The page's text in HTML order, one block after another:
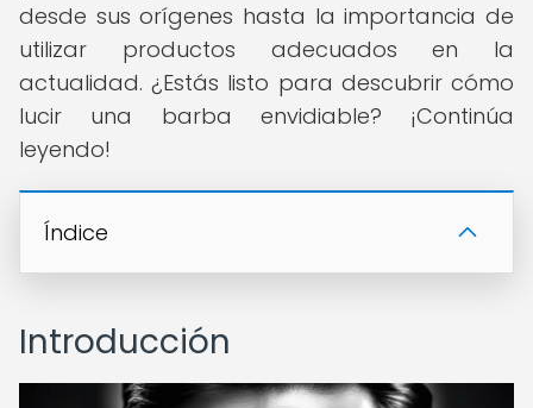
desde sus orígenes hasta la importancia de
utilizar productos adecuados en la
actualidad. ¿Estás listo para descubrir cómo
lucir una barba envidiable? ¡Continúa
leyendo!
Índice
Introducción